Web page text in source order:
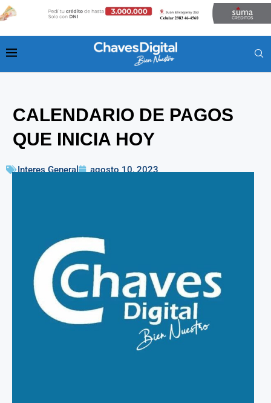
CALENDARIO DE PAGOS
QUE INICIA HOY
Interes General agosto 10, 2023